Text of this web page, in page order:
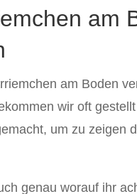
am
am Boden
wir oft
um zu zeigen
genau worauf ihr